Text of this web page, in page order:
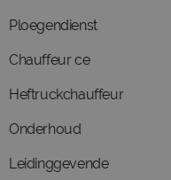
Ploegendienst
Chauffeur ce
Heftruckchauffeur
Onderhoud
Leidinggevende